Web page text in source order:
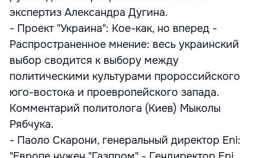
экспертиз Александра Дугина.
- Проект "Украина": Кое-как, но вперед -
Распространенное мнение: весь украинский
выбор сводится к выбору между
политическими культурами пророссийского
юго-востока и проевропейского запада.
Комментарий политолога (Киев) Мыколы
Рябчука.
- Паоло Скарони, генеральный директор Eni: